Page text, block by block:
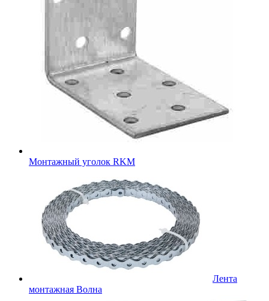
Монтажный уголок RKM
Лента
монтажная Волна